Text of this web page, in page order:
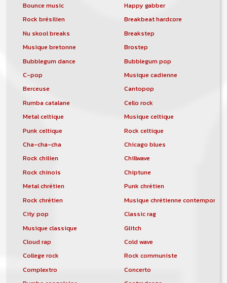
Bounce music
Happy gabber
Rock brésilien
Breakbeat hardcore
Nu skool breaks
Breakstep
Musique bretonne
Brostep
Bubblegum dance
Bubblegum pop
C-pop
Musique cadienne
Berceuse
Cantopop
Rumba catalane
Cello rock
Metal celtique
Musique celtique
Punk celtique
Rock celtique
Cha-cha-cha
Chicago blues
Rock chilien
Chillwave
Rock chinois
Chiptune
Metal chrétien
Punk chrétien
Rock chrétien
Musique chrétienne
City pop
Classic rag
Musique classique
Glitch
Cloud rap
Cold wave
College rock
Rock communiste
Complextro
Concerto